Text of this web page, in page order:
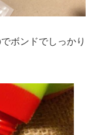
ボンドでしっかり